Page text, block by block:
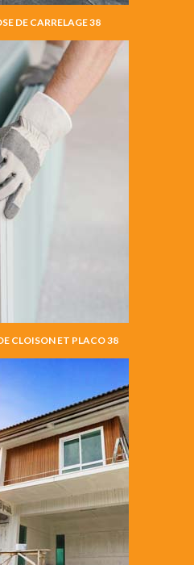
DE CARRELAGE 38
CLOISON ET PLACO 38